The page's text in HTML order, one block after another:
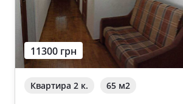
11300 грн
Квартира 2 к. 65 м2